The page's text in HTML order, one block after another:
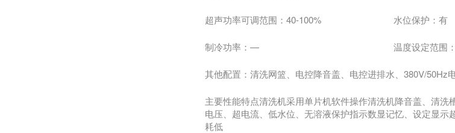
超声功率可调范围：40-100% 水位保护：有
制冷功率：— 温度设定范围
其他配置：清洗网篮、电控降音盖、电控进排水、380V/50Hz
主要性能特点清洗机采用单片机软件操作清洗机降音盖、清
电压、超电流、低水位、无溶液保护指示数显记忆、设定显
耗低